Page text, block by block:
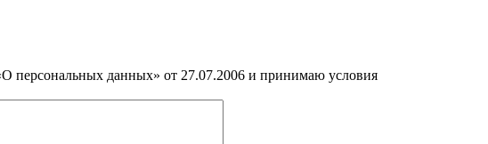
персональных данных» от 27.07.2006 и принимаю условия